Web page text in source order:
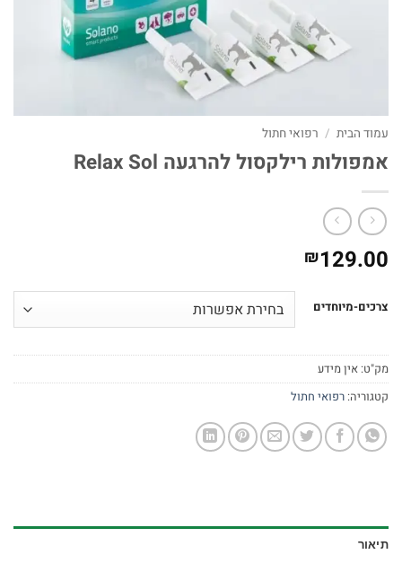
עמוד הבית / רפואי חתול
אמפולות רילקסול להרגעה Relax Sol
₪129.00
צרכים-מיוחדים
מק"ט: אין מידע
קטגוריה: רפואי חתול
תיאור